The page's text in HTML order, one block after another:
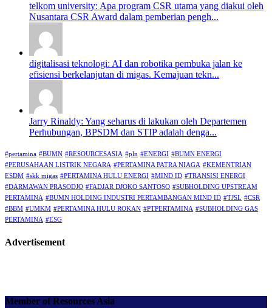
telkom university: Apa program CSR utama yang diakui oleh
Nusantara CSR Award dalam pemberian pengh...
digitalisasi teknologi: AI dan robotika pembuka jalan ke
efisiensi berkelanjutan di migas. Kemajuan tekn...
Jarry Rinaldy: Yang seharus di lakukan oleh Departemen
Perhubungan, BPSDM dan STIP adalah denga...
#pertamina #BUMN #RESOURCESASIA #pln #ENERGI #BUMN ENERGI
#PERUSAHAAN LISTRIK NEGARA #PERTAMINA PATRA NIAGA #KEMENTRIAN
ESDM #skk migas #PERTAMINA HULU ENERGI #MIND ID #TRANSISI ENERGI
#DARMAWAN PRASODJO #FADJAR DJOKO SANTOSO #SUBHOLDING UPSTREAM
PERTAMINA #BUMN HOLDING INDUSTRI PERTAMBANGAN MIND ID #TJSL #CSR
#BBM #UMKM #PERTAMINA HULU ROKAN #PTPERTAMINA #SUBHOLDING GAS
PERTAMINA #ESG
Advertisement
Member of Resources Asia